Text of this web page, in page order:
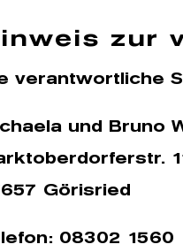
zur
verantwortliche
und Bruno
Görisried
08302 1560